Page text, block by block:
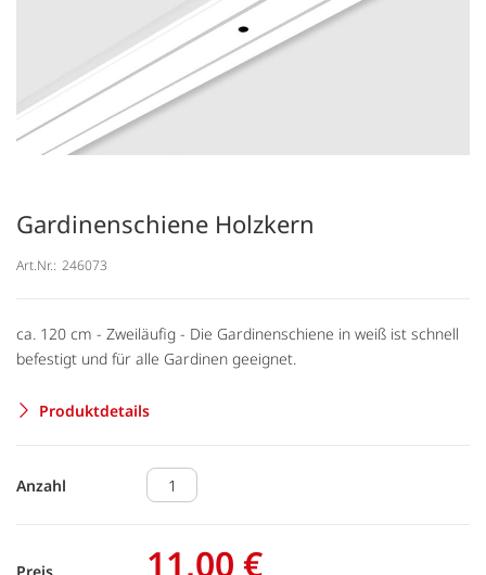
Gardinenschiene Holzkern
Art.Nr.: 246073
ca. 120 cm - Zweiläufig - Die Gardinenschiene in weiß ist schnell
befestigt und für alle Gardinen geeignet.
Produktdetails
Anzahl
11,00 €